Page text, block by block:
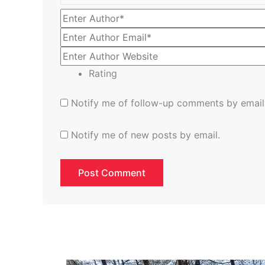
Rating
Notify me of follow-up comments by
Notify me of new posts by email.